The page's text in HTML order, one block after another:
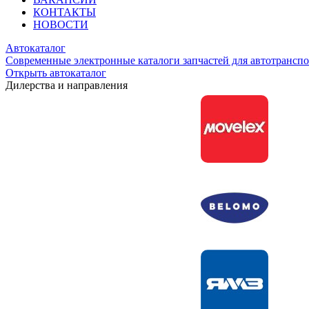
КОНТАКТЫ
НОВОСТИ
Автокаталог
Современные электронные каталоги запчастей для
Открыть автокаталог
Дилерства и направления